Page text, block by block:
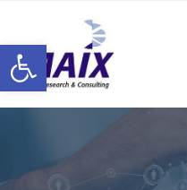
Open toolbar
content